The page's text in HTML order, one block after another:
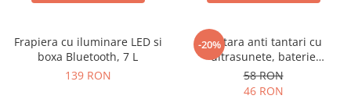
Frapiera cu iluminare LED si
boxa Bluetooth, 7 L
139 RON
-20%
Bratara anti tantari cu
ultrasunete, baterie
reincarcabila 90mAh
58 RON
46 RON